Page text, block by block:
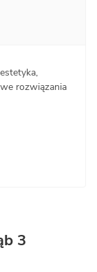
rozwiązania
3